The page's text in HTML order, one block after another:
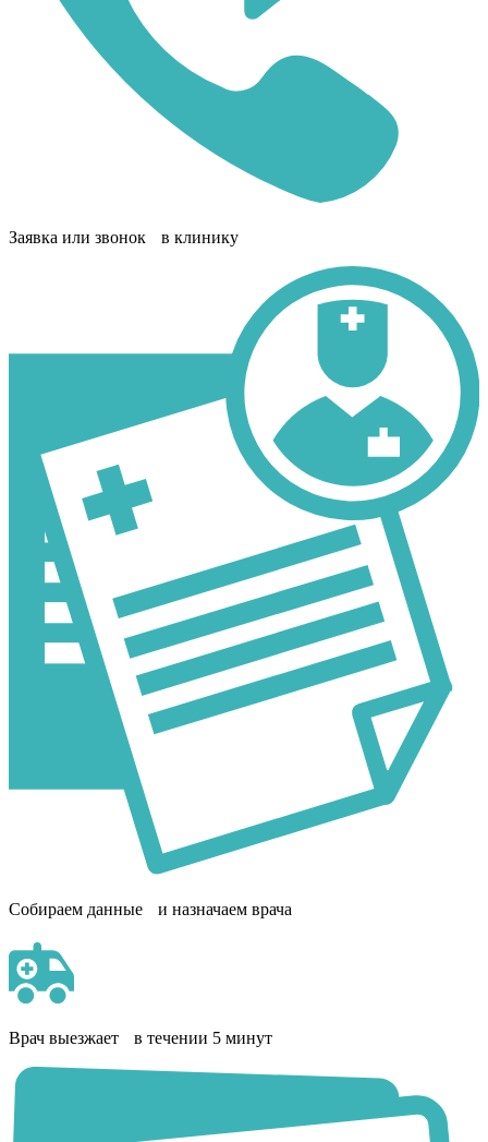
Заявка или звонок в клинику
Собираем данные и назначаем врача
Врач выезжает в течении 5 минут